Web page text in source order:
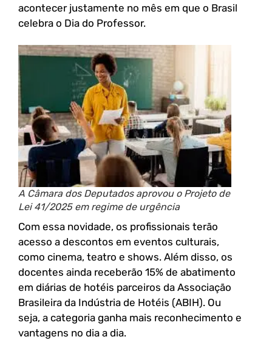
acontecer justamente no mês em que o Brasil
celebra o Dia do Professor.
A Câmara dos Deputados aprovou o Projeto de
Lei 41/2025 em regime de urgência
Com essa novidade, os profissionais terão
acesso a descontos em eventos culturais,
como cinema, teatro e shows. Além disso, os
docentes ainda receberão 15% de abatimento
em diárias de hotéis parceiros da Associação
Brasileira da Indústria de Hotéis (ABIH). Ou
seja, a categoria ganha mais reconhecimento e
vantagens no dia a dia.